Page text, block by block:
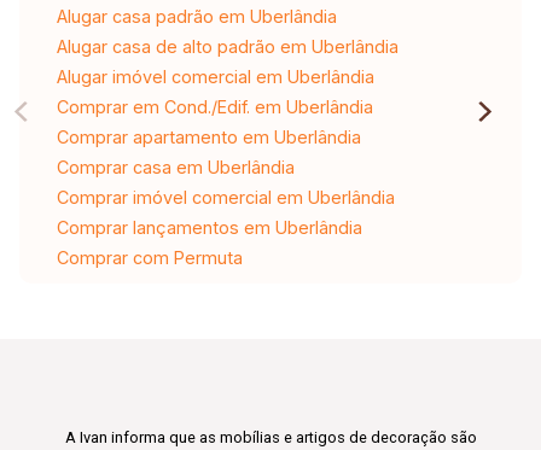
Alugar casa padrão em Uberlândia
Alugar casa de alto padrão em Uberlândia
Alugar imóvel comercial em Uberlândia
Comprar em Cond./Edif. em Uberlândia
Comprar apartamento em Uberlândia
Comprar casa em Uberlândia
Comprar imóvel comercial em Uberlândia
Comprar lançamentos em Uberlândia
Comprar com Permuta
A Ivan informa que as mobílias e artigos de decoração são